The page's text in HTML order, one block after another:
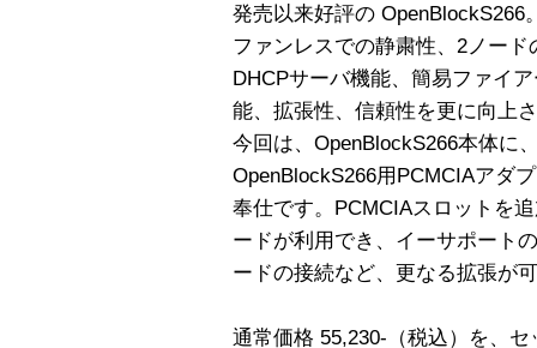
発売以来好評の
ファンレスでの静粛性、2ノー
DHCPサーバ機能、簡易ファイ
能、拡張性、信頼性を更に向上
今回は、OpenBlockS266本体に
OpenBlockS266用PCMCIAアダ
奉仕です。PCMCIAスロットを
ードが利用でき、イーサポート
ードの接続など、更なる拡張が
通常価格 55,230-（税込）を、